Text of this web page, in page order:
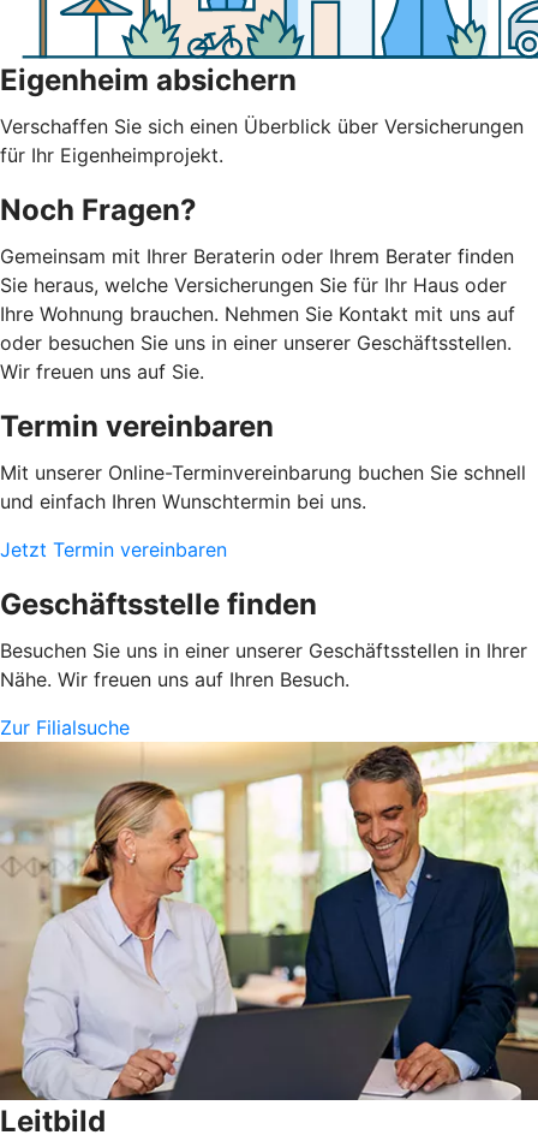
Eigenheim absichern
Verschaffen Sie sich einen Überblick über Versicherungen
für Ihr Eigenheimprojekt.
Noch Fragen?
Gemeinsam mit Ihrer Beraterin oder Ihrem Berater finden
Sie heraus, welche Versicherungen Sie für Ihr Haus oder
Ihre Wohnung brauchen. Nehmen Sie Kontakt mit uns auf
oder besuchen Sie uns in einer unserer Geschäftsstellen.
Wir freuen uns auf Sie.
Termin vereinbaren
Mit unserer Online-Terminvereinbarung buchen Sie schnell
und einfach Ihren Wunschtermin bei uns.
Jetzt Termin vereinbaren
Geschäftsstelle finden
Besuchen Sie uns in einer unserer Geschäftsstellen in Ihrer
Nähe. Wir freuen uns auf Ihren Besuch.
Zur Filialsuche
Leitbild